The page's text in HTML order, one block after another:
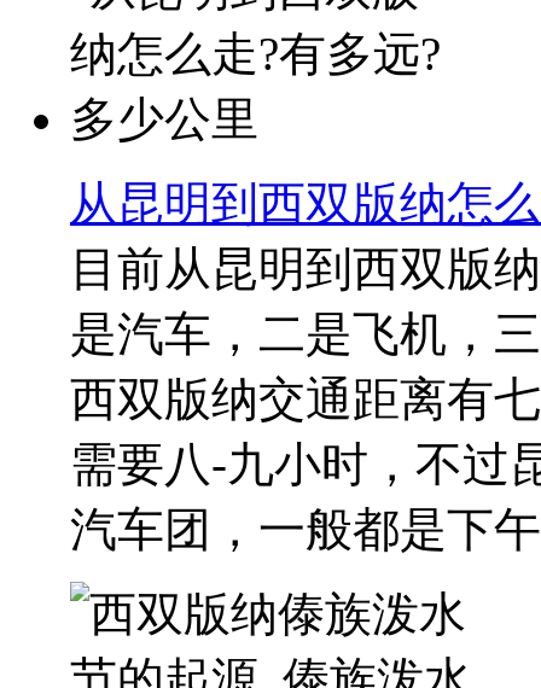
从昆明到西双版纳怎
目前从昆明到西双版
是汽车，二是飞机，
西双版纳交通距离有
需要八-九小时，不过
汽车团，一般都是下